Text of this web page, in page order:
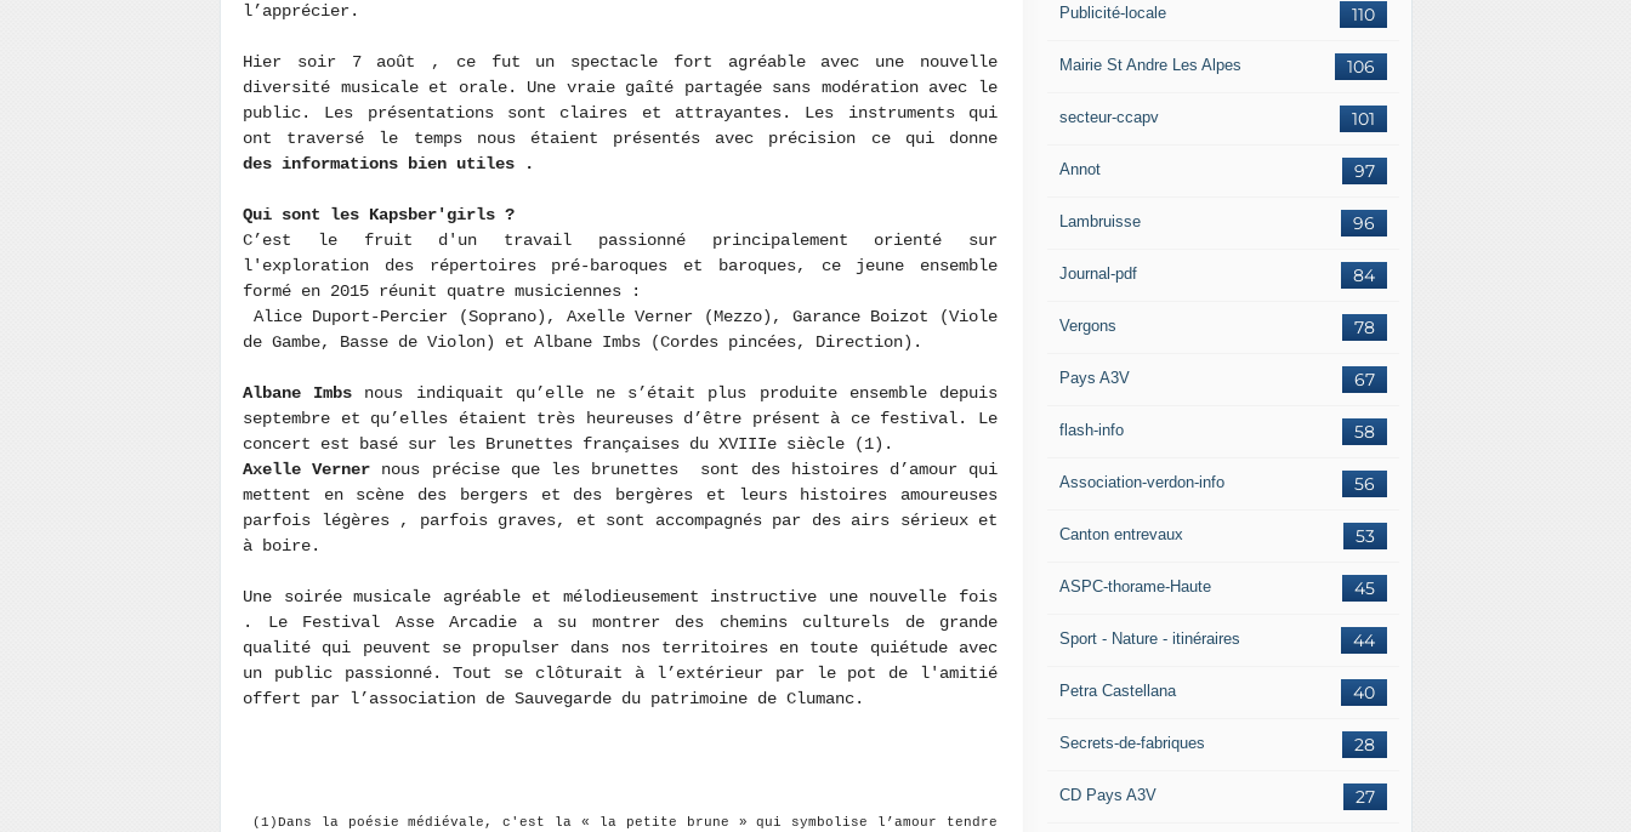
l’apprécier.
Hier soir 7 août , ce fut un spectacle fort agréable avec une nouvelle
diversité musicale et orale. Une vraie gaîté partagée sans modération avec le
public. Les présentations sont claires et attrayantes. Les instruments qui
ont traversé le temps nous étaient présentés avec précision ce qui donne
des informations bien utiles .
Qui sont les Kapsber'girls ?
C’est le fruit d'un travail passionné principalement orienté sur
l'exploration des répertoires pré-baroques et baroques, ce jeune ensemble
formé en 2015 réunit quatre musiciennes :
Alice Duport-Percier (Soprano), Axelle Verner (Mezzo), Garance Boizot (Viole
de Gambe, Basse de Violon) et Albane Imbs (Cordes pincées, Direction).
Albane Imbs nous indiquait qu’elle ne s’était plus produite ensemble depuis
septembre et qu’elles étaient très heureuses d’être présent à ce festival. Le
concert est basé sur les Brunettes françaises du XVIIIe siècle (1).
Axelle Verner nous précise que les brunettes sont des histoires d’amour qui
mettent en scène des bergers et des bergères et leurs histoires amoureuses
parfois légères , parfois graves, et sont accompagnés par des airs sérieux et
à boire.
Une soirée musicale agréable et mélodieusement instructive une nouvelle fois
. Le Festival Asse Arcadie a su montrer des chemins culturels de grande
qualité qui peuvent se propulser dans nos territoires en toute quiétude avec
un public passionné. Tout se clôturait à l’extérieur par le pot de l'amitié
offert par l’association de Sauvegarde du patrimoine de Clumanc.
(1)Dans la poésie médiévale, c'est la « la petite brune » qui symbolise l’amour tendre
110
Publicité-locale
106
Mairie St Andre Les Alpes
101
secteur-ccapv
97
Annot
96
Lambruisse
84
Journal-pdf
78
Vergons
67
Pays A3V
58
flash-info
56
Association-verdon-info
53
Canton entrevaux
45
ASPC-thorame-Haute
44
Sport - Nature - itinéraires
40
Petra Castellana
28
Secrets-de-fabriques
27
CD Pays A3V